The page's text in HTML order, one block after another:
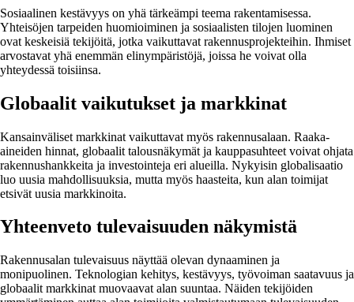
Sosiaalinen kestävyys on yhä tärkeämpi teema rakentamisessa.
Yhteisöjen tarpeiden huomioiminen ja sosiaalisten tilojen luominen
ovat keskeisiä tekijöitä, jotka vaikuttavat rakennusprojekteihin. Ihmiset
arvostavat yhä enemmän elinympäristöjä, joissa he voivat olla
yhteydessä toisiinsa.
Globaalit vaikutukset ja markkinat
Kansainväliset markkinat vaikuttavat myös rakennusalaan. Raaka-
aineiden hinnat, globaalit talousnäkymät ja kauppasuhteet voivat ohjata
rakennushankkeita ja investointeja eri alueilla. Nykyisin globalisaatio
luo uusia mahdollisuuksia, mutta myös haasteita, kun alan toimijat
etsivät uusia markkinoita.
Yhteenveto tulevaisuuden näkymistä
Rakennusalan tulevaisuus näyttää olevan dynaaminen ja
monipuolinen. Teknologian kehitys, kestävyys, työvoiman saatavuus ja
globaalit markkinat muovaavat alan suuntaa. Näiden tekijöiden